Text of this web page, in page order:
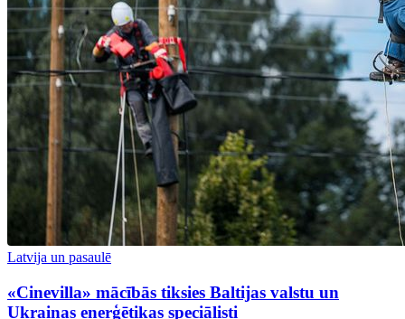
Latvija un pasaulē
«Cinevilla» mācībās tiksies Baltijas valstu un
Ukrainas enerģētikas speciālisti